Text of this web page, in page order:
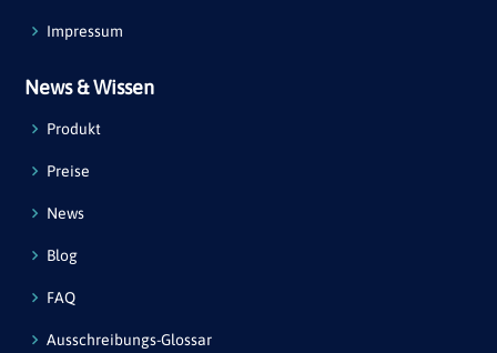
Impressum
News & Wissen
Produkt
Preise
News
Blog
FAQ
Ausschreibungs-Glossar